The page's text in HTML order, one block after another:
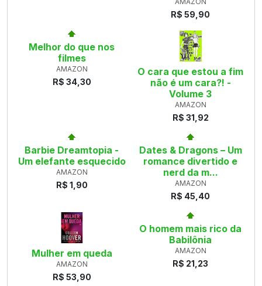
R$ 59,90
Melhor do que nos
filmes
AMAZON
R$ 34,30
O cara que estou a fim
não é um cara?! -
Volume 3
AMAZON
R$ 31,92
Barbie Dreamtopia -
Um elefante esquecido
AMAZON
R$ 1,90
Dates & Dragons – Um
romance divertido e
nerd da m...
AMAZON
R$ 45,40
Mulher em queda
AMAZON
R$ 53,90
O homem mais rico da
Babilônia
AMAZON
R$ 21,23